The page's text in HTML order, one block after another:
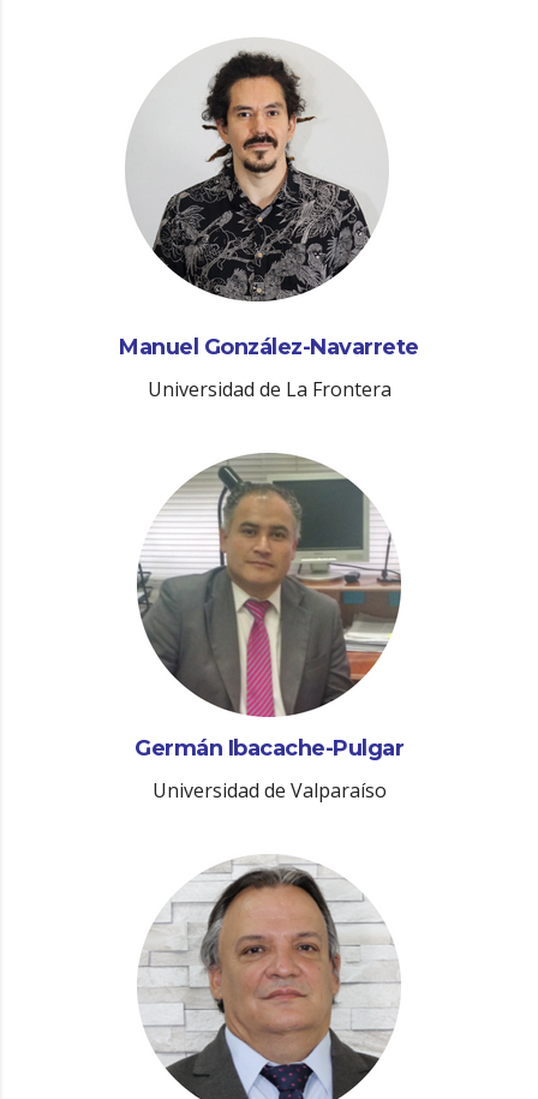
Manuel González-Navarrete
Universidad de La Frontera
Germán Ibacache-Pulgar
Universidad de Valparaíso